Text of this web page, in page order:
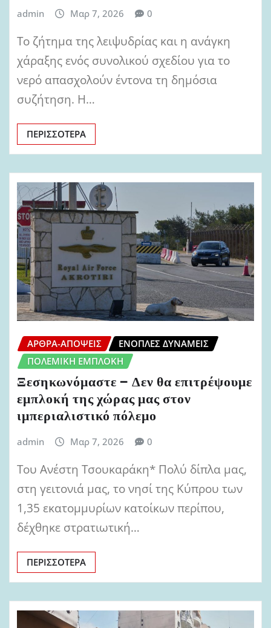
admin Μαρ 7, 2026 0
Το ζήτημα της λειψυδρίας και η ανάγκη
χάραξης ενός συνολικού σχεδίου για το
νερό απασχολούν έντονα τη δημόσια
συζήτηση. Η…
ΠΕΡΙΣΣΌΤΕΡΑ
ΆΡΘΡΑ-ΑΠΌΨΕΙΣ
ΈΝΟΠΛΕΣ ΔΥΝΆΜΕΙΣ
ΠΟΛΕΜΙΚΉ ΕΜΠΛΟΚΉ
Ξεσηκωνόμαστε – Δεν θα επιτρέψουμε
εμπλοκή της χώρας μας στον
ιμπεριαλιστικό πόλεμο
admin Μαρ 7, 2026 0
Του Ανέστη Τσουκαράκη* Πολύ δίπλα μας,
στη γειτονιά μας, το νησί της Κύπρου των
1,35 εκατομμυρίων κατοίκων περίπου,
δέχθηκε στρατιωτική…
ΠΕΡΙΣΣΌΤΕΡΑ